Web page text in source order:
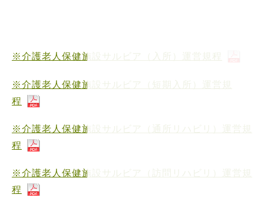
※介護老人保健施設サルビア（入所）運営規程
※介護老人保健施設サルビア（短期入所）運営規
程
※介護老人保健施設サルビア（通所リハビリ）運営規
程
※介護老人保健施設サルビア（訪問リハビリ）運営規
程